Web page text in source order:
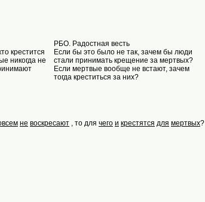
крестится
никогда не
РБО. Радостная весть
Если бы это было не так, зачем бы люди
стали принимать крещение за мертвых?
Если мертвые вообще не встают, зачем
тогда креститься за них?
не воскресают , то для чего и крестятся для мертвых?